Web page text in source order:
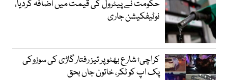
حکومت نے پیٹرول کی قیمت میں اضافہ کردیا،
نوٹیفکیشن جاری
کراچی؛ شارع بھٹو پر تیز رفتار گاڑی کی سوزوکی
پک اپ کو ٹکر، خاتون جاں بحق